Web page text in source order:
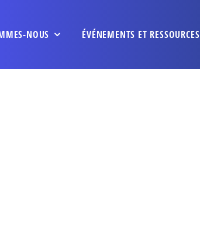
NOUS ÉVÉNEMENTS ET RESSOURCES